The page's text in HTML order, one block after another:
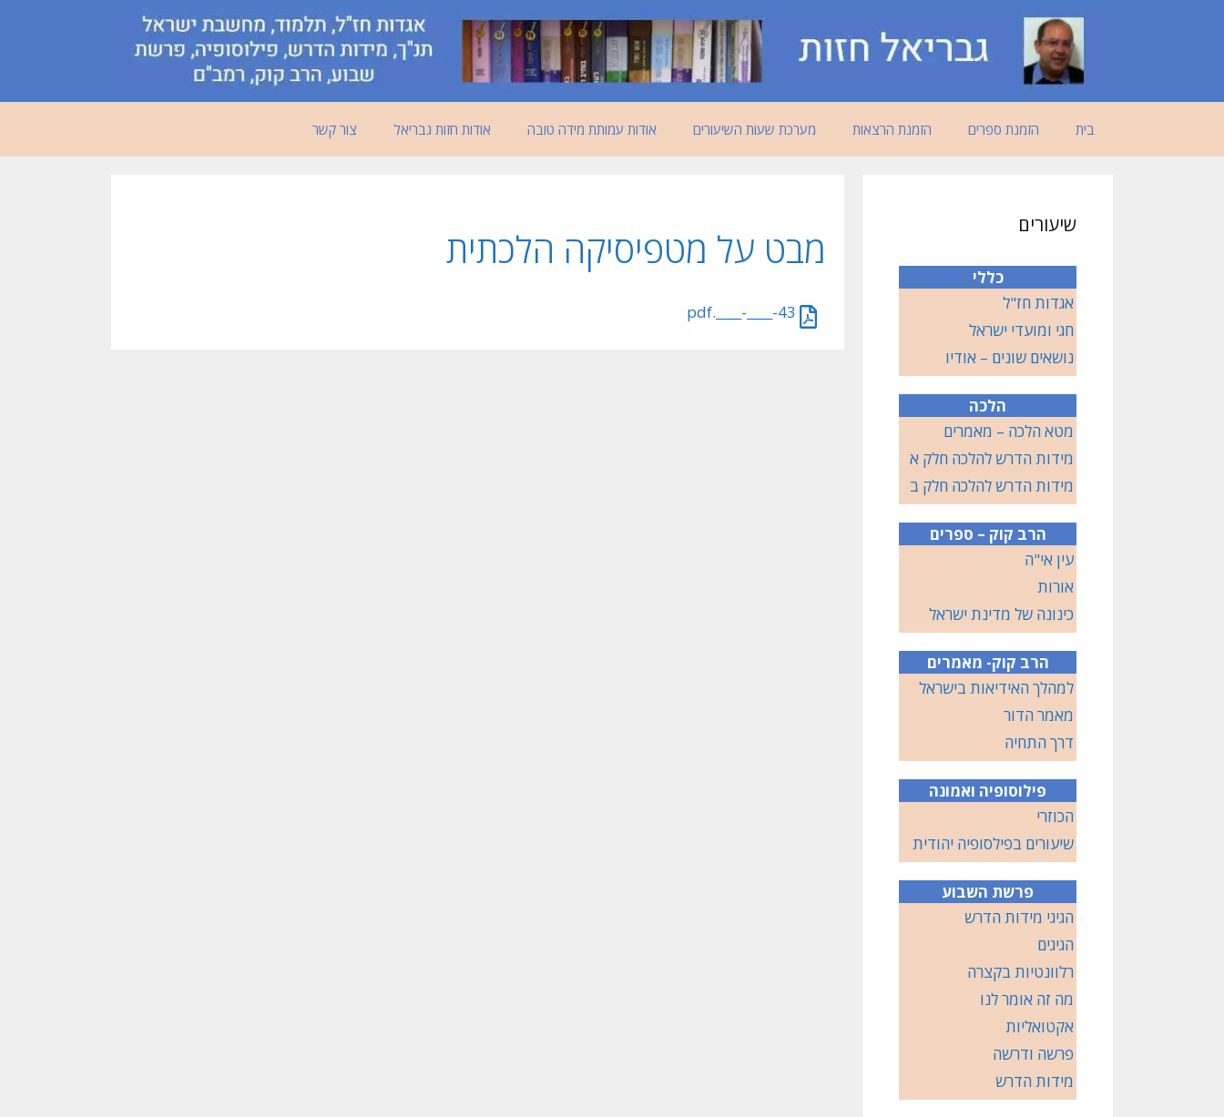
בית הזמנת ספרים הזמנת הרצאות מערכת שעות השיעורים אודות עמותת מידה טובה אודות חזות גבריאל צור קשר
מבט על מטפיסיקה הלכתית
43-____-____.pdf
שיעורים
כללי
אגדות חז"ל
חגי ומועדי ישראל
נושאים שונים – אודיו
הלכה
מטא הלכה – מאמרים
מידות הדרש להלכה חלק א
מידות הדרש להלכה חלק ב
הרב קוק – ספרים
עין אי"ה
אורות
כינונה של מדינת ישראל
הרב קוק- מאמרים
למהלך האידיאות בישראל
מאמר הדור
דרך התחיה
פילוסופיה ואמונה
הכוזרי
שיעורים בפילסופיה יהודית
פרשת השבוע
הגיגי מידות הדרש
הגיגים
רלוונטיות בקצרה
מה זה אומר לנו
אקטואליות
פרשה ודרשה
מידות הדרש